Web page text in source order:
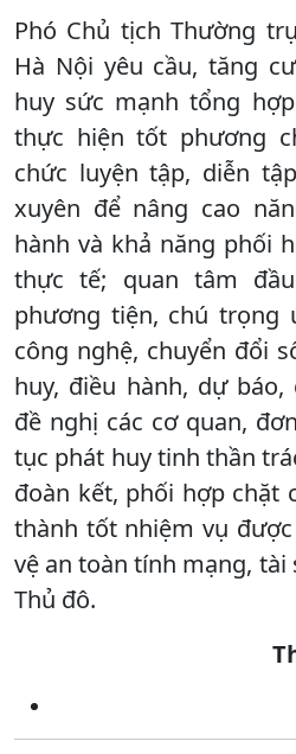
Phó Chủ tịch Thường
Hà Nội yêu cầu, tăng
huy sức mạnh tổng
thực hiện tốt phương
chức luyện tập, diễn
xuyên để nâng cao
hành và khả năng phối
thực tế; quan tâm
phương tiện, chú trọng
công nghệ, chuyển đổi
huy, điều hành, dự
đề nghị các cơ quan,
tục phát huy tinh thần
đoàn kết, phối hợp chặt
thành tốt nhiệm vụ
vệ an toàn tính mạng, tài
Thủ đô.